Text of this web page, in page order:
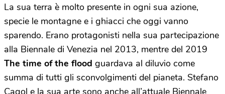
La sua terra è molto presente in ogni sua azione,
specie le montagne e i ghiacci che oggi vanno
sparendo. Erano protagonisti nella sua partecipazione
alla Biennale di Venezia nel 2013, mentre del 2019
The time of the flood guardava al diluvio come
summa di tutti gli sconvolgimenti del pianeta. Stefano